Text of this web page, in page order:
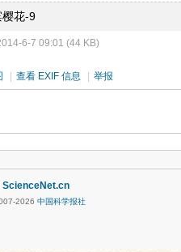
樱花-9
6-7 09:01 (44 KB)
查看 EXIF 信息 举报
ScienceNet.cn
2026 中国科学报社